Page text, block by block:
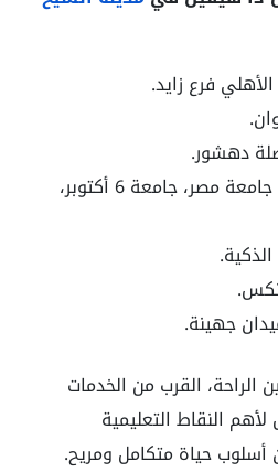
دهشور.
قريب من الجامعات: جامعة مصر، جامعة 6 أكتوبر،
القرب من الخدمات
النقاط التعليمية
أسلوب حياة متكامل ومريح.